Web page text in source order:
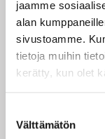
jaamme
alan
sivustoamme.
tietoja muihin
kerätty, kun olet
valinta
Välttämätön
pe 14.8.klo 18
la 15.8.klo 18
ke 19.8.klo 18
pe 28.8.klo 18
la 29.8.klo 13
pe 11.9.klo 18